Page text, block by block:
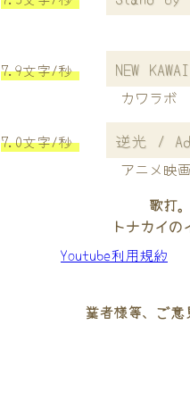
7.9文字/秒 NEW
カワラボ
7.0文字/秒 逆光 /
アニメ映
歌打
トナカイ
Youtube利用規約
業者様等、ご